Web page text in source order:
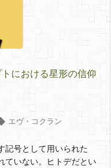
における星形の信仰
エヴ・コクラン
記号として用いられた
ていない。ヒトデだとい